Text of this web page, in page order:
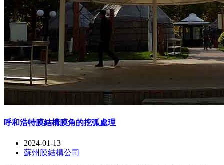
呼和浩特膜結構膜角的挖弧處理
2024-01-13
蘇州膜結構公司